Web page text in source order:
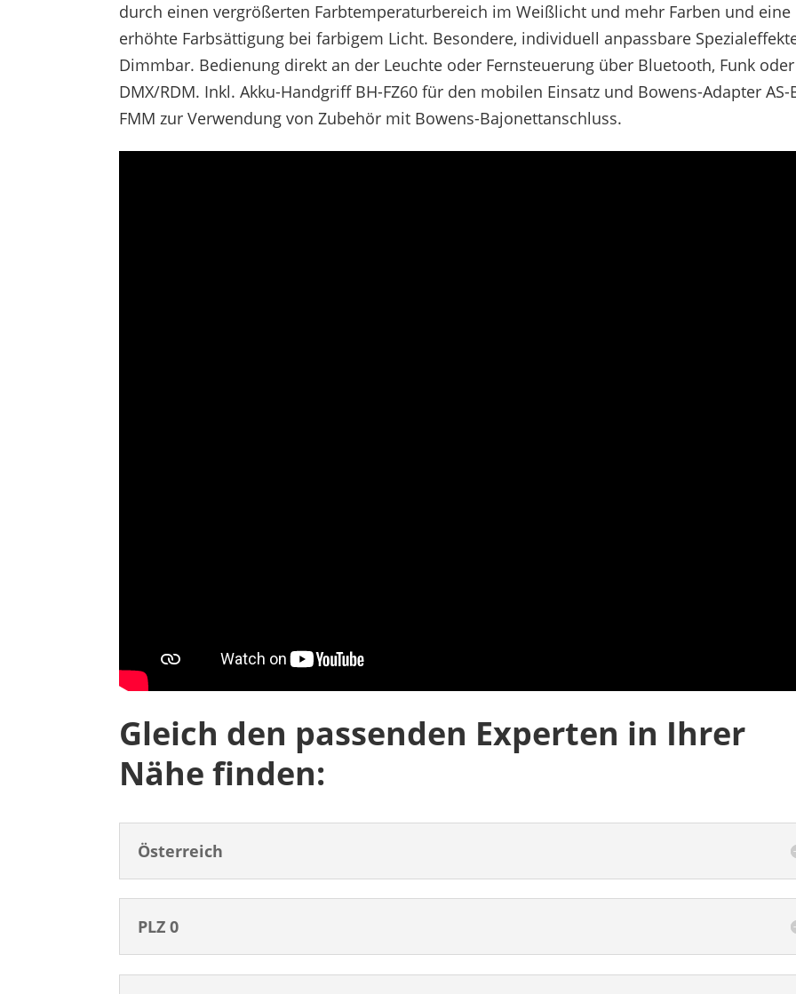
durch einen vergrößerten Farbtemperaturbereich im Weißlicht und mehr Farben und eine
erhöhte Farbsättigung bei farbigem Licht. Besondere, individuell anpassbare
Dimmbar. Bedienung direkt an der Leuchte oder Fernsteuerung über Bluetooth, Funk oder
DMX/RDM. Inkl. Akku-Handgriff BH-FZ60 für den mobilen Einsatz und Bowens-Adapter AS-
FMM zur Verwendung von Zubehör mit Bowens-Bajonettanschluss.
Gleich den passenden Experten in Ihrer
Nähe finden:
Österreich
PLZ 0